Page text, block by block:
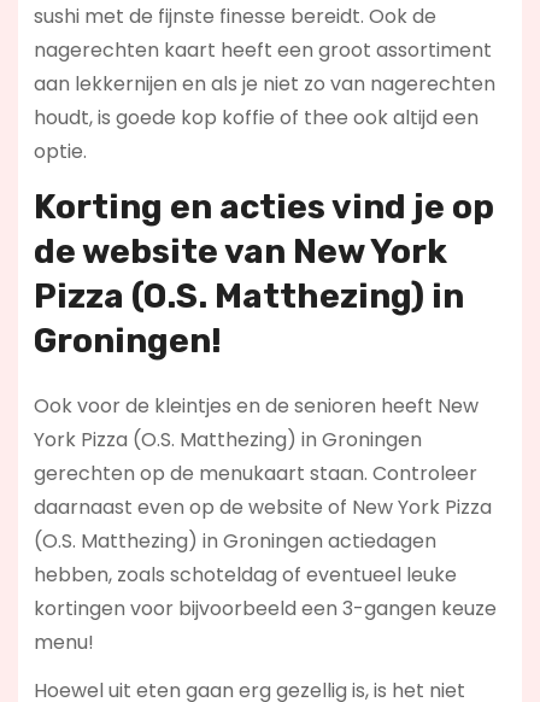
sushi met de fijnste finesse bereidt. Ook de
nagerechten kaart heeft een groot assortiment
aan lekkernijen en als je niet zo van nagerechten
houdt, is goede kop koffie of thee ook altijd een
optie.
Korting en acties vind je op
de website van New York
Pizza (O.S. Matthezing) in
Groningen!
Ook voor de kleintjes en de senioren heeft New
York Pizza (O.S. Matthezing) in Groningen
gerechten op de menukaart staan. Controleer
daarnaast even op de website of New York Pizza
(O.S. Matthezing) in Groningen actiedagen
hebben, zoals schoteldag of eventueel leuke
kortingen voor bijvoorbeeld een 3-gangen keuze
menu!
Hoewel uit eten gaan erg gezellig is, is het niet